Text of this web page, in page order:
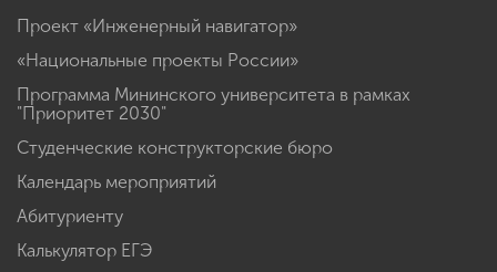
Проект «Инженерный навигатор»
«Национальные проекты России»
Программа Мининского университета в рамках
"Приоритет 2030"
Студенческие конструкторские бюро
Календарь мероприятий
Абитуриенту
Калькулятор ЕГЭ